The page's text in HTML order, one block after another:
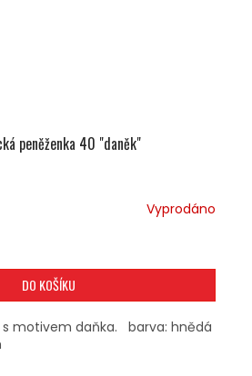
peněženka 40 "daněk"
Vyprodáno
DO KOŠÍKU
s motivem daňka. barva: hnědá